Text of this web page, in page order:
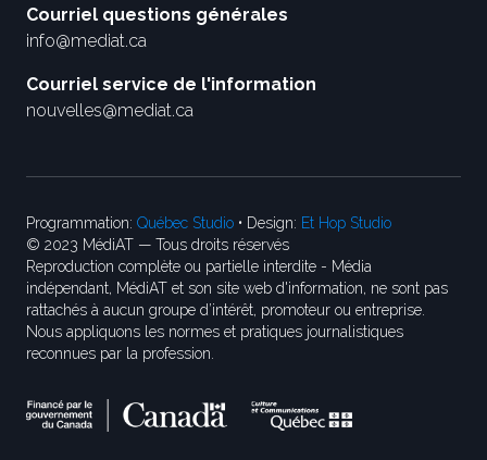
Courriel questions générales
info@mediat.ca
Courriel service de l'information
nouvelles@mediat.ca
Programmation: Québec Studio • Design: Et Hop Studio
© 2023 MédiAT — Tous droits réservés
Reproduction complète ou partielle interdite - Média
indépendant, MédiAT et son site web d'information, ne sont pas
rattachés à aucun groupe d’intérêt, promoteur ou entreprise.
Nous appliquons les normes et pratiques journalistiques
reconnues par la profession.